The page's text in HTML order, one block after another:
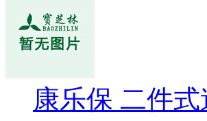
康乐保 二件